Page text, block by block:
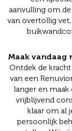
aanvulling om
van overtollig
Maak vandaag
Ontdek de
van een
langer en maak
vrijblijvend
klaar om al
persoonlijk